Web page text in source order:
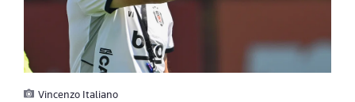
Vincenzo Italiano